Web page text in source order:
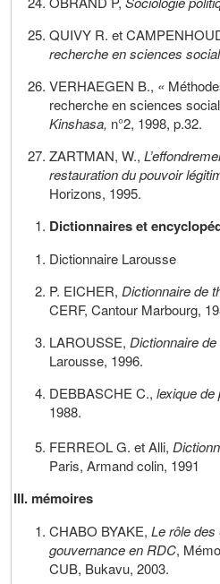
QUIVY R. et
recherche en sciences
VERHAEGEN B., «
recherche en sciences
Kinshasa, n°2, 1998, p.32.
ZARTMAN, W.,
restauration du pouvoir
Horizons, 1995.
Dictionnaires et
Dictionnaire Larousse
P. EICHER, Dictionnaire de
CERF, Cantour Marbourg,
LAROUSSE, Dictionnaire de
Larousse, 1996.
DEBBASCHE C.,lexique de
1988.
FERREOL G. et Alli,
Paris, Armand colin, 1991
III. mémoires
CHABO BYAKE,Le rôle
gouvernance en RDC,
CUB, Bukavu, 2003.